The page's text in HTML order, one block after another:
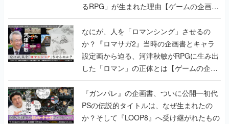
るRPG」が生まれた理由【ゲームの企画
書】
なにが、人を「ロマンシング」させるの
か？『ロマサガ2』当時の企画書とキャラ
設定画から迫る、河津秋敏がRPGに生み出
した「ロマン」の正体とは【ゲームの企画
書】
『ガンパレ』の企画書、ついに公開━初代
PSの伝説的タイトルは、なぜ生まれたの
か？そして『LOOP8』へ受け継がれたもの